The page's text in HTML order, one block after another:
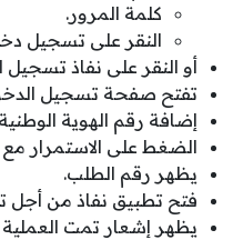
كلمة المرور.
النقر على تسجيل
أو النقر على نفاذ
تفتح صفحة تسجيل
إضافة رقم الهوية
الضغط على الاستمرار مع
يظهر رقم الطلب.
فتح تطبيق نفاذ من أجل
يظهر إشعار تمت العملية